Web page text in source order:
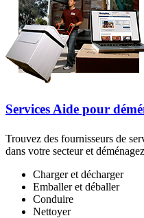
Services Aide pour
Trouvez des fournisseurs de
dans votre secteur et
Charger et décharger
Emballer et déballer
Conduire
Nettoyer